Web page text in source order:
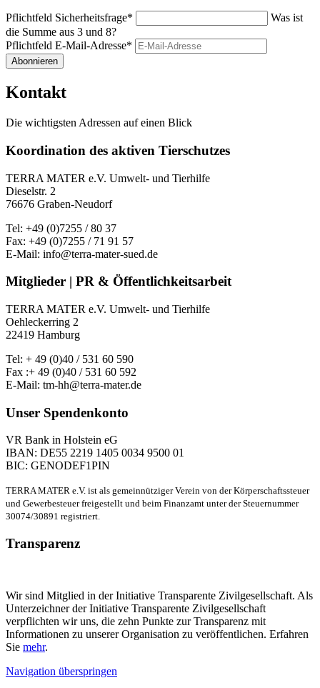
Pflichtfeld Sicherheitsfrage*
Was ist
die Summe aus 3 und 8?
Pflichtfeld E-Mail-Adresse*
Abonnieren
Kontakt
Die wichtigsten Adressen auf einen Blick
Koordination des aktiven Tierschutzes
TERRA MATER e.V. Umwelt- und Tierhilfe
Dieselstr. 2
76676 Graben-Neudorf
Tel: +49 (0)7255 / 80 37
Fax: +49 (0)7255 / 71 91 57
E-Mail: info@terra-mater-sued.de
Mitglieder | PR & Öffentlichkeitsarbeit
TERRA MATER e.V. Umwelt- und Tierhilfe
Oehleckerring 2
22419 Hamburg
Tel: + 49 (0)40 / 531 60 590
Fax :+ 49 (0)40 / 531 60 592
E-Mail: tm-hh@terra-mater.de
Unser Spendenkonto
VR Bank in Holstein eG
IBAN: DE55 2219 1405 0034 9500 01
BIC: GENODEF1PIN
TERRA MATER e.V. ist als gemeinnütziger Verein von der Körperschaftssteuer
und Gewerbesteuer freigestellt und beim Finanzamt unter der Steuernummer
30074/30891 registriert.
Transparenz
Wir sind Mitglied in der Initiative Transparente Zivilgesellschaft. Als
Unterzeichner der Initiative Transparente Zivilgesellschaft
verpflichten wir uns, die zehn Punkte zur Transparenz mit
Informationen zu unserer Organisation zu veröffentlichen. Erfahren
Sie mehr.
Navigation überspringen